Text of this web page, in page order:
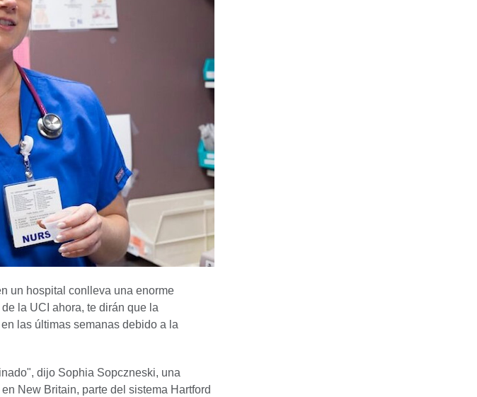
un hospital conlleva una enorme
la UCI ahora, te dirán que la
las últimas semanas debido a la
dijo Sophia Sopczneski, una
New Britain, parte del sistema Hartford